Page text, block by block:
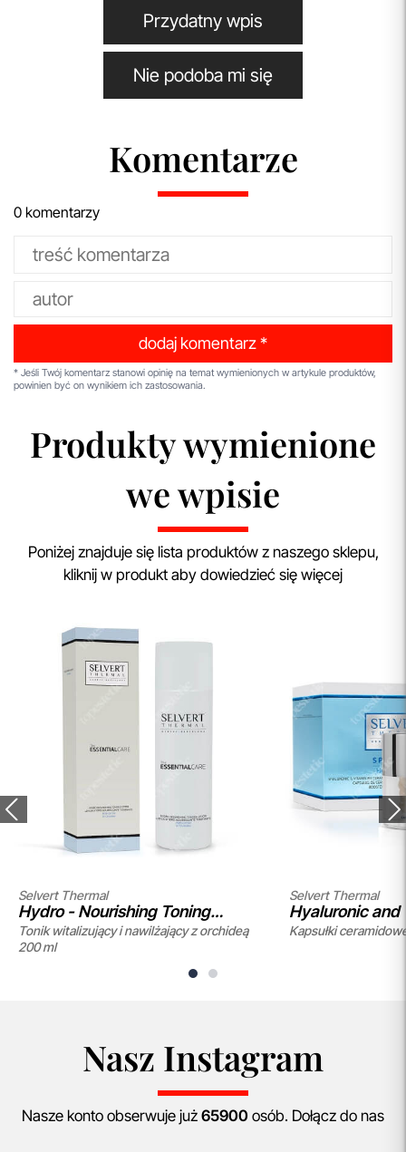
Przydatny wpis
Nie podoba mi się
Komentarze
0 komentarzy
dodaj komentarz *
* Jeśli Twój komentarz stanowi opinię na temat wymienionych w artykule produktów,
powinien być on wynikiem ich zastosowania.
Produkty wymienione
we wpisie
Poniżej znajduje się lista produktów z naszego sklepu,
kliknij w produkt aby dowiedzieć się więcej
Selvert Thermal
Hydro - Nourishing Toning
Lotion
Tonik witalizujący i nawilżający z orchideą
200 ml
Selvert Thermal
Hyaluronic and
Ceramide
Kapsułki
Nasz Instagram
Nasze konto obserwuje już 65900 osób. Dołącz do nas